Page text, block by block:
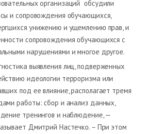
организаций обсудили
и сопровождения обучающихся,
унижению и ущемлению прав, и
сопровождения обучающихся с
нарушениями и многое другое.
выявления лиц, подверженных
идеологии терроризма или
под ее влияние, располагает тремя
работы: сбор и анализ данных,
тренингов и наблюдение, —
Дмитрий Настечко. – При этом